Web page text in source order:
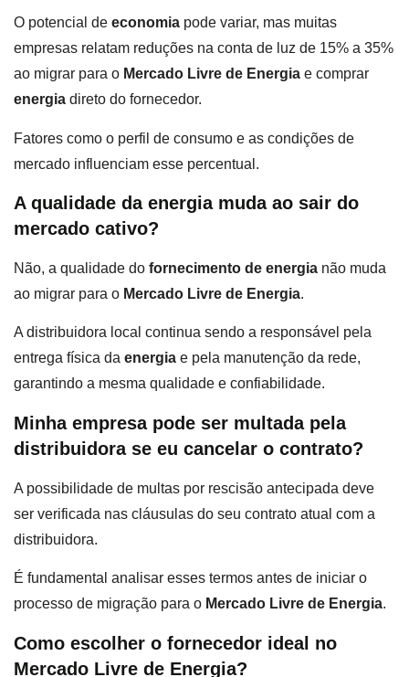
O potencial de economia pode variar, mas muitas
empresas relatam reduções na conta de luz de 15% a 35%
ao migrar para o Mercado Livre de Energia e comprar
energia direto do fornecedor.
Fatores como o perfil de consumo e as condições de
mercado influenciam esse percentual.
A qualidade da energia muda ao sair do
mercado cativo?
Não, a qualidade do fornecimento de energia não muda
ao migrar para o Mercado Livre de Energia.
A distribuidora local continua sendo a responsável pela
entrega física da energia e pela manutenção da rede,
garantindo a mesma qualidade e confiabilidade.
Minha empresa pode ser multada pela
distribuidora se eu cancelar o contrato?
A possibilidade de multas por rescisão antecipada deve
ser verificada nas cláusulas do seu contrato atual com a
distribuidora.
É fundamental analisar esses termos antes de iniciar o
processo de migração para o Mercado Livre de Energia.
Como escolher o fornecedor ideal no
Mercado Livre de Energia?